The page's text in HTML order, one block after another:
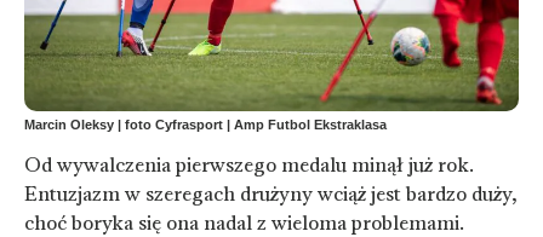
Marcin Oleksy | foto Cyfrasport | Amp Futbol Ekstraklasa
Od wywalczenia pierwszego medalu minął już rok.
Entuzjazm w szeregach drużyny wciąż jest bardzo duży,
choć boryka się ona nadal z wieloma problemami.